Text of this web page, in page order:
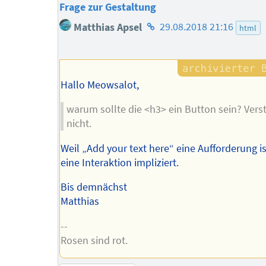
Frage zur Gestaltung
Matthias Apsel Homepage
Autors
29.08.2018 21:16 html
Hallo Meowsalot,
warum sollte die <h3> ein Button sein?
nicht.
Weil „Add your text here“ eine Aufforderung
eine Interaktion impliziert.
Bis demnächst
Matthias
--
Rosen sind rot.